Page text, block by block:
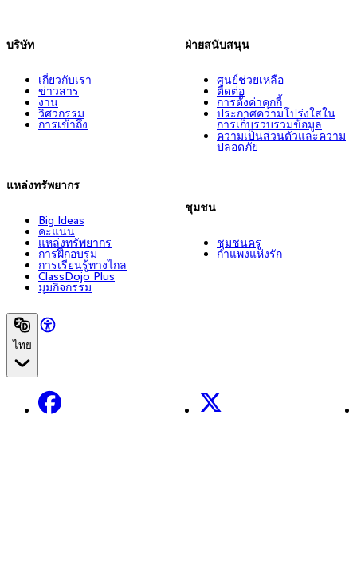
บริษัท
เกี่ยวกับเรา
ข่าวสาร
งาน
วิศวกรรม
การเข้าถึง
แหล่งทรัพยากร
Big Ideas
คะแนน
แหล่งทรัพยากร
การฝึกอบรม
การเรียนรู้ทางไกล
ClassDojo Plus
มุมกิจกรรม
ฝ่ายสนับสนุน
ศูนย์ช่วยเหลือ
ติดต่อ
การตั้งค่าคุกกี้
ประกาศความโปร่งใสใน
การเก็บรวบรวมข้อมูล
ความเป็นส่วนตัวและความ
ปลอดภัย
ชุมชน
ชุมชนครู
กำแพงแห่งรัก
ไทย
Facebook X